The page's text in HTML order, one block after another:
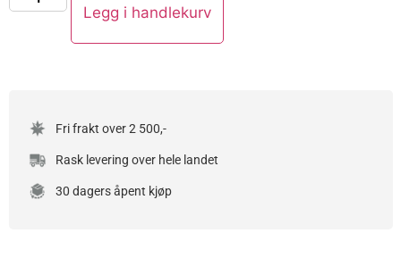
Legg i handlekurv
Fri frakt over 2 500,-
Rask levering over hele landet
30 dagers åpent kjøp